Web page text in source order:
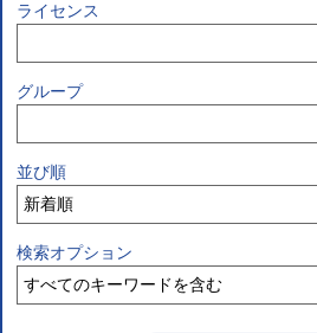
ライセンス
グループ
並び順
検索オプション